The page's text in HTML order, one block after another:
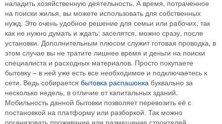
наладить хозяйственную деятельность. А время, потраченное
на поиски жилья, вы можете использовать для собственных
нужд. Это очень удобное решение для семьи или рабочих, так
как не нужно думать и ждать: заселятся, можно сразу, после
установки. Дополнительным плюсом служит готовая проводка, в
этом случае вы не тратите лишнее время и деньги на поиски
специалиста и расходных материалов. Просто покупаете
бытовку – в ней уже есть все необходимое и подключаетесь к
сети. Ведь собирается бытовка распашонка буквально за
несколько недель, в отличие от капитальных зданий.
Мобильность данной бытовки позволяет перевозить её с
постановкой на платформу или разборкой. Так можно
организовать проживание или размещение строителей,